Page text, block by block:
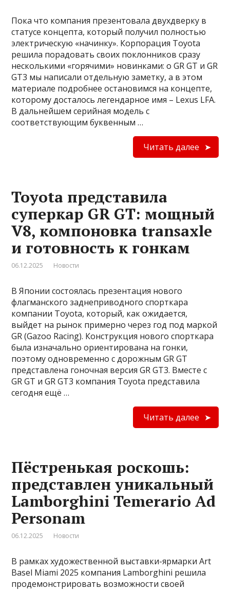
Пока что компания презентовала двухдверку в
статусе концепта, который получил полностью
электрическую «начинку». Корпорация Toyota
решила порадовать своих поклонников сразу
несколькими «горячими» новинками: о GR GT и GR
GT3 мы написали отдельную заметку, а в этом
материале подробнее остановимся на концепте,
которому досталось легендарное имя – Lexus LFA.
В дальнейшем серийная модель с
соответствующим буквенным …
Читать далее
Toyota представила
суперкар GR GT: мощный
V8, компоновка transaxle
и готовность к гонкам
06.12.2025 Новости
В Японии состоялась презентация нового
флагманского заднеприводного спорткара
компании Toyota, который, как ожидается,
выйдет на рынок примерно через год под маркой
GR (Gazoo Racing). Конструкция нового спорткара
была изначально ориентирована на гонки,
поэтому одновременно с дорожным GR GT
представлена гоночная версия GR GT3. Вместе с
GR GT и GR GT3 компания Toyota представила
сегодня ещё …
Читать далее
Пёстренькая роскошь:
представлен уникальный
Lamborghini Temerario Ad
Personam
06.12.2025 Новости
В рамках художественной выставки-ярмарки Art
Basel Miami 2025 компания Lamborghini решила
продемонстрировать возможности своей